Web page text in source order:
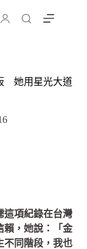
她用星光大道
這項紀錄在台灣
賴，她說：「金
不同階段，我也